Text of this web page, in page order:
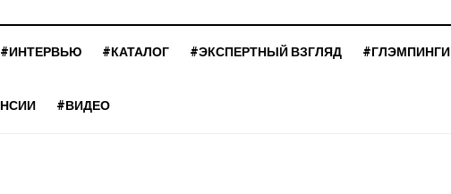
#ИНТЕРВЬЮ #КАТАЛОГ #ЭКСПЕРТНЫЙ ВЗГЛЯД #ГЛЭМПИНГИ
#ВИДЕО